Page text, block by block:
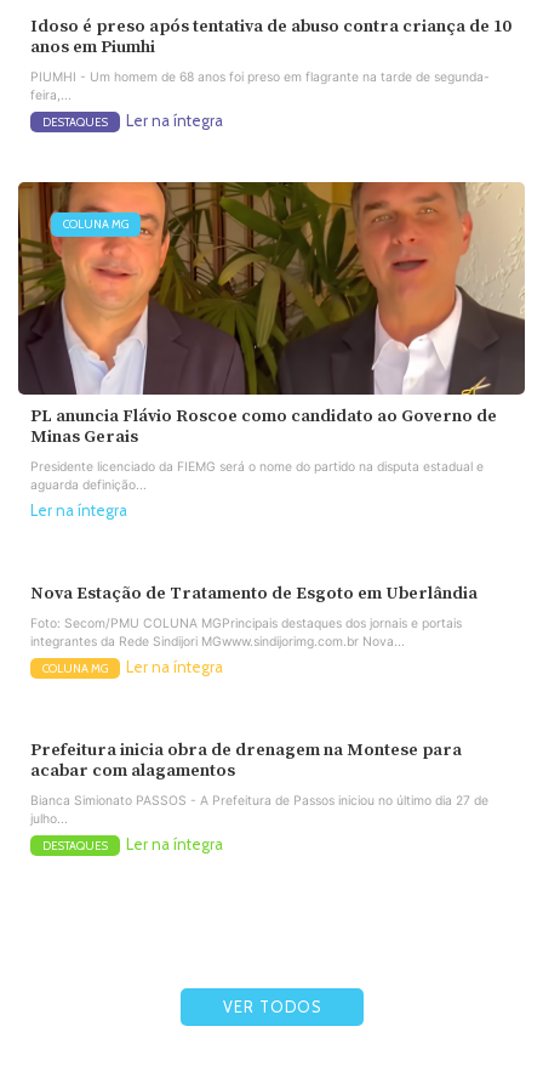
Idoso é preso após tentativa de abuso contra criança de 10
anos em Piumhi
PIUMHI - Um homem de 68 anos foi preso em flagrante na tarde de segunda-
feira,...
DESTAQUES Ler na íntegra
COLUNA MG
PL anuncia Flávio Roscoe como candidato ao Governo de
Minas Gerais
Presidente licenciado da FIEMG será o nome do partido na disputa estadual e
aguarda definição...
Ler na íntegra
Nova Estação de Tratamento de Esgoto em Uberlândia
Foto: Secom/PMU COLUNA MGPrincipais destaques dos jornais e portais
integrantes da Rede Sindijori MGwww.sindijorimg.com.br Nova...
COLUNA MG Ler na íntegra
Prefeitura inicia obra de drenagem na Montese para
acabar com alagamentos
Bianca Simionato PASSOS - A Prefeitura de Passos iniciou no último dia 27 de
julho...
DESTAQUES Ler na íntegra
VER TODOS